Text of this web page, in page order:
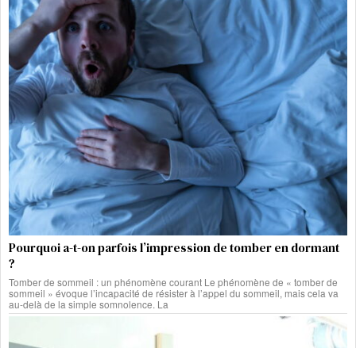
Pourquoi a-t-on parfois l’impression de tomber en dormant
?
Tomber de sommeil : un phénomène courant Le phénomène de « tomber de
sommeil » évoque l’incapacité de résister à l’appel du sommeil, mais cela va
au-delà de la simple somnolence. La